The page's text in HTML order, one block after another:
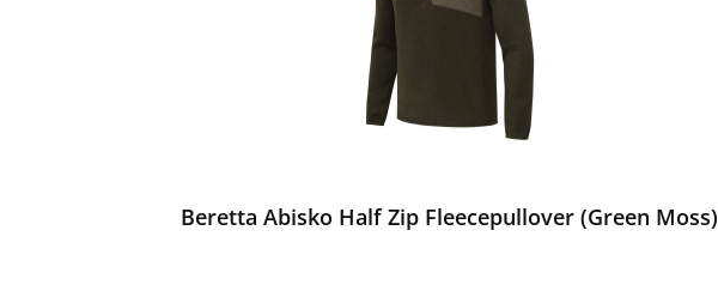
Beretta Abisko Half Zip Fleecepullover (Green Moss)